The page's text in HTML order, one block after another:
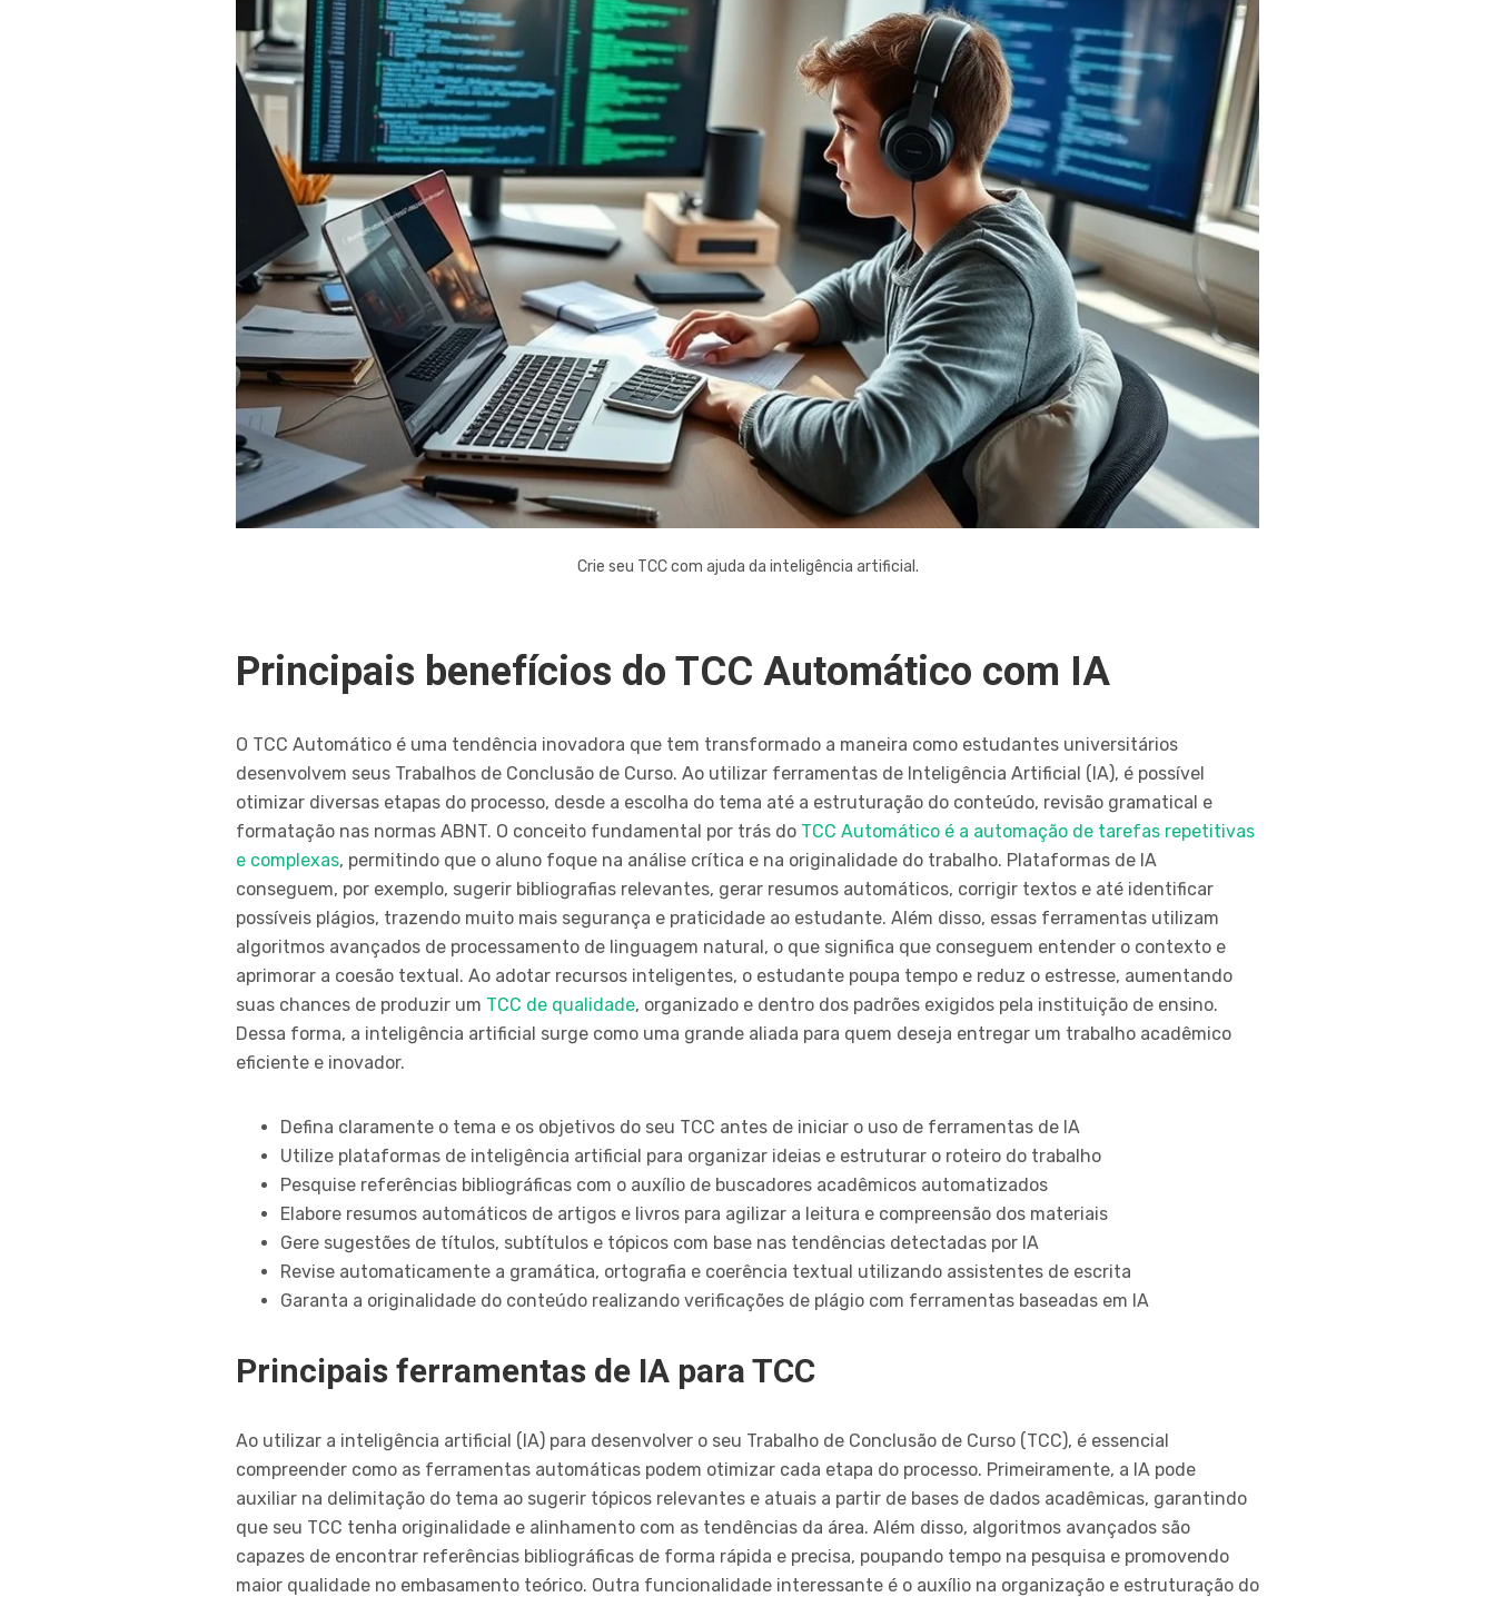
Crie seu TCC com ajuda da inteligência artificial.
Principais benefícios do TCC Automático com IA
O TCC Automático é uma tendência inovadora que tem transformado a maneira como estudantes universitários
desenvolvem seus Trabalhos de Conclusão de Curso. Ao utilizar ferramentas de Inteligência Artificial (IA), é possível
otimizar diversas etapas do processo, desde a escolha do tema até a estruturação do conteúdo, revisão gramatical e
formatação nas normas ABNT. O conceito fundamental por trás do TCC Automático é a automação de tarefas repetitivas
e complexas, permitindo que o aluno foque na análise crítica e na originalidade do trabalho. Plataformas de IA
conseguem, por exemplo, sugerir bibliografias relevantes, gerar resumos automáticos, corrigir textos e até identificar
possíveis plágios, trazendo muito mais segurança e praticidade ao estudante. Além disso, essas ferramentas utilizam
algoritmos avançados de processamento de linguagem natural, o que significa que conseguem entender o contexto e
aprimorar a coesão textual. Ao adotar recursos inteligentes, o estudante poupa tempo e reduz o estresse, aumentando
suas chances de produzir um TCC de qualidade, organizado e dentro dos padrões exigidos pela instituição de ensino.
Dessa forma, a inteligência artificial surge como uma grande aliada para quem deseja entregar um trabalho acadêmico
eficiente e inovador.
Defina claramente o tema e os objetivos do seu TCC antes de iniciar o uso de ferramentas de IA
Utilize plataformas de inteligência artificial para organizar ideias e estruturar o roteiro do trabalho
Pesquise referências bibliográficas com o auxílio de buscadores acadêmicos automatizados
Elabore resumos automáticos de artigos e livros para agilizar a leitura e compreensão dos materiais
Gere sugestões de títulos, subtítulos e tópicos com base nas tendências detectadas por IA
Revise automaticamente a gramática, ortografia e coerência textual utilizando assistentes de escrita
Garanta a originalidade do conteúdo realizando verificações de plágio com ferramentas baseadas em IA
Principais ferramentas de IA para TCC
Ao utilizar a inteligência artificial (IA) para desenvolver o seu Trabalho de Conclusão de Curso (TCC), é essencial
compreender como as ferramentas automáticas podem otimizar cada etapa do processo. Primeiramente, a IA pode
auxiliar na delimitação do tema ao sugerir tópicos relevantes e atuais a partir de bases de dados acadêmicas, garantindo
que seu TCC tenha originalidade e alinhamento com as tendências da área. Além disso, algoritmos avançados são
capazes de encontrar referências bibliográficas de forma rápida e precisa, poupando tempo na pesquisa e promovendo
maior qualidade no embasamento teórico. Outra funcionalidade interessante é o auxílio na organização e estruturação do